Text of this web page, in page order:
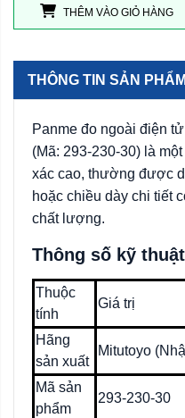
THÊM VÀO GIỎ HÀNG
THÔNG TIN SẢN PHẨM
Panme đo ngoài điện
(Mã: 293-230-30) là
xác cao, thường được
hoặc chiều dày chi tiết
chất lượng.
Thông số kỹ
Thuộc
tính
Giá trị
Hãng
sản xuất
Mitutoyo
Mã sản
phẩm
293-230-30